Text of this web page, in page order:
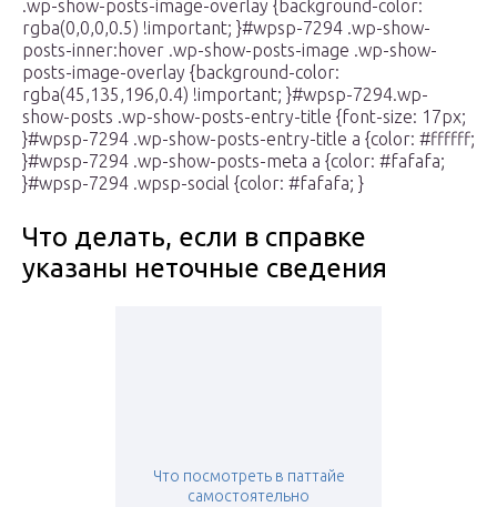
.wp-show-posts-image-overlay {background-color:
rgba(0,0,0,0.5) !important; }#wpsp-7294 .wp-show-
posts-inner:hover .wp-show-posts-image .wp-show-
posts-image-overlay {background-color:
rgba(45,135,196,0.4) !important; }#wpsp-7294.wp-
show-posts .wp-show-posts-entry-title {font-size: 17px;
}#wpsp-7294 .wp-show-posts-entry-title a {color: #ffffff;
}#wpsp-7294 .wp-show-posts-meta a {color: #fafafa;
}#wpsp-7294 .wpsp-social {color: #fafafa; }
Что делать, если в справке
указаны неточные сведения
Что посмотреть в паттайе
самостоятельно